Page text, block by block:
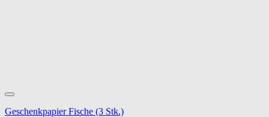
Geschenkpapier Fische (3 Stk.)